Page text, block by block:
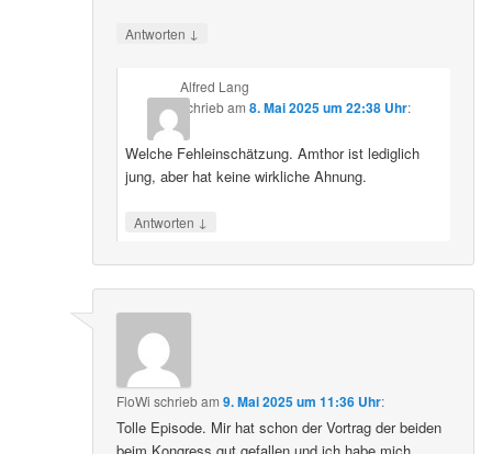
Antworten ↓
Alfred Lang
schriebam 8. Mai 2025 um 22:38 Uhr:
Welche Fehleinschätzung. Amthor ist lediglich
jung, aber hat keine wirkliche Ahnung.
Antworten ↓
FloWi schriebam9. Mai 2025 um 11:36 Uhr:
Tolle Episode. Mir hat schon der Vortrag der beiden